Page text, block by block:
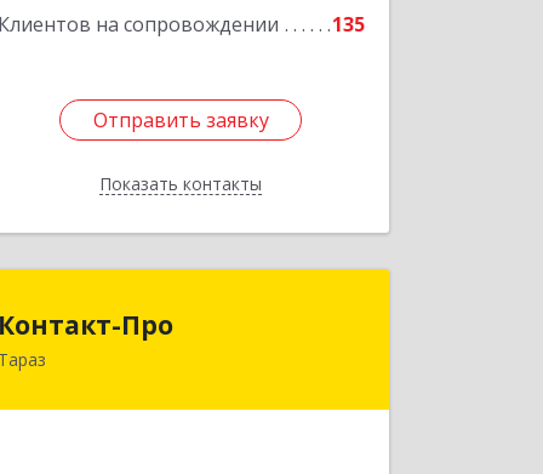
Клиентов на сопровождении 135
Отправить заявку
Показать контакты
Отправить заявку
Назад
Контакт-Про
Тараз